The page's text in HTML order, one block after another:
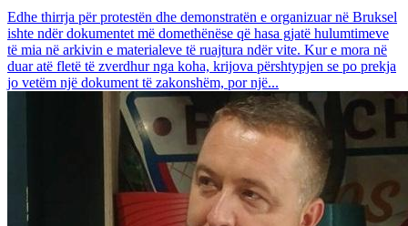
Edhe thirrja për protestën dhe demonstratën e organizuar në Bruksel
ishte ndër dokumentet më domethënëse që hasa gjatë hulumtimeve
të mia në arkivin e materialeve të ruajtura ndër vite. Kur e mora në
duar atë fletë të zverdhur nga koha, krijova përshtypjen se po prekja
jo vetëm një dokument të zakonshëm, por një...